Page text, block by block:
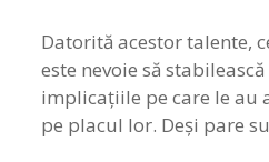
Datorită acestor talente,
este nevoie să
implicaţiile pe care le au
pe placul lor. Deşi pare